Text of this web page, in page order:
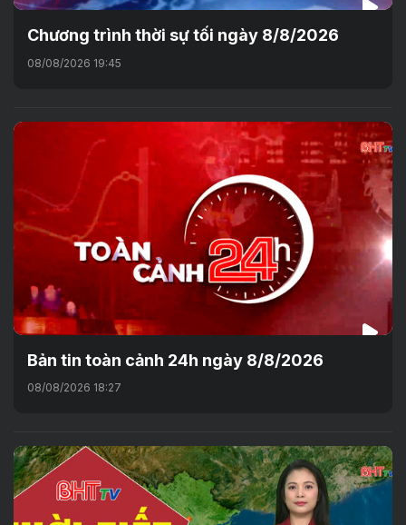
Chương trình thời sự tối ngày 8/8/2026
08/08/2026 19:45
Bản tin toàn cảnh 24h ngày 8/8/2026
08/08/2026 18:27